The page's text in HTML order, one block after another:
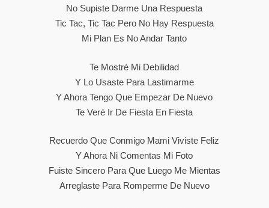
No Supiste Darme Una Respuesta
Tic Tac, Tic Tac Pero No Hay Respuesta
Mi Plan Es No Andar Tanto
Te Mostré Mi Debilidad
Y Lo Usaste Para Lastimarme
Y Ahora Tengo Que Empezar De Nuevo
Te Veré Ir De Fiesta En Fiesta
Recuerdo Que Conmigo Mami Viviste Feliz
Y Ahora Ni Comentas Mi Foto
Fuiste Sincero Para Que Luego Me Mientas
Arreglaste Para Romperme De Nuevo